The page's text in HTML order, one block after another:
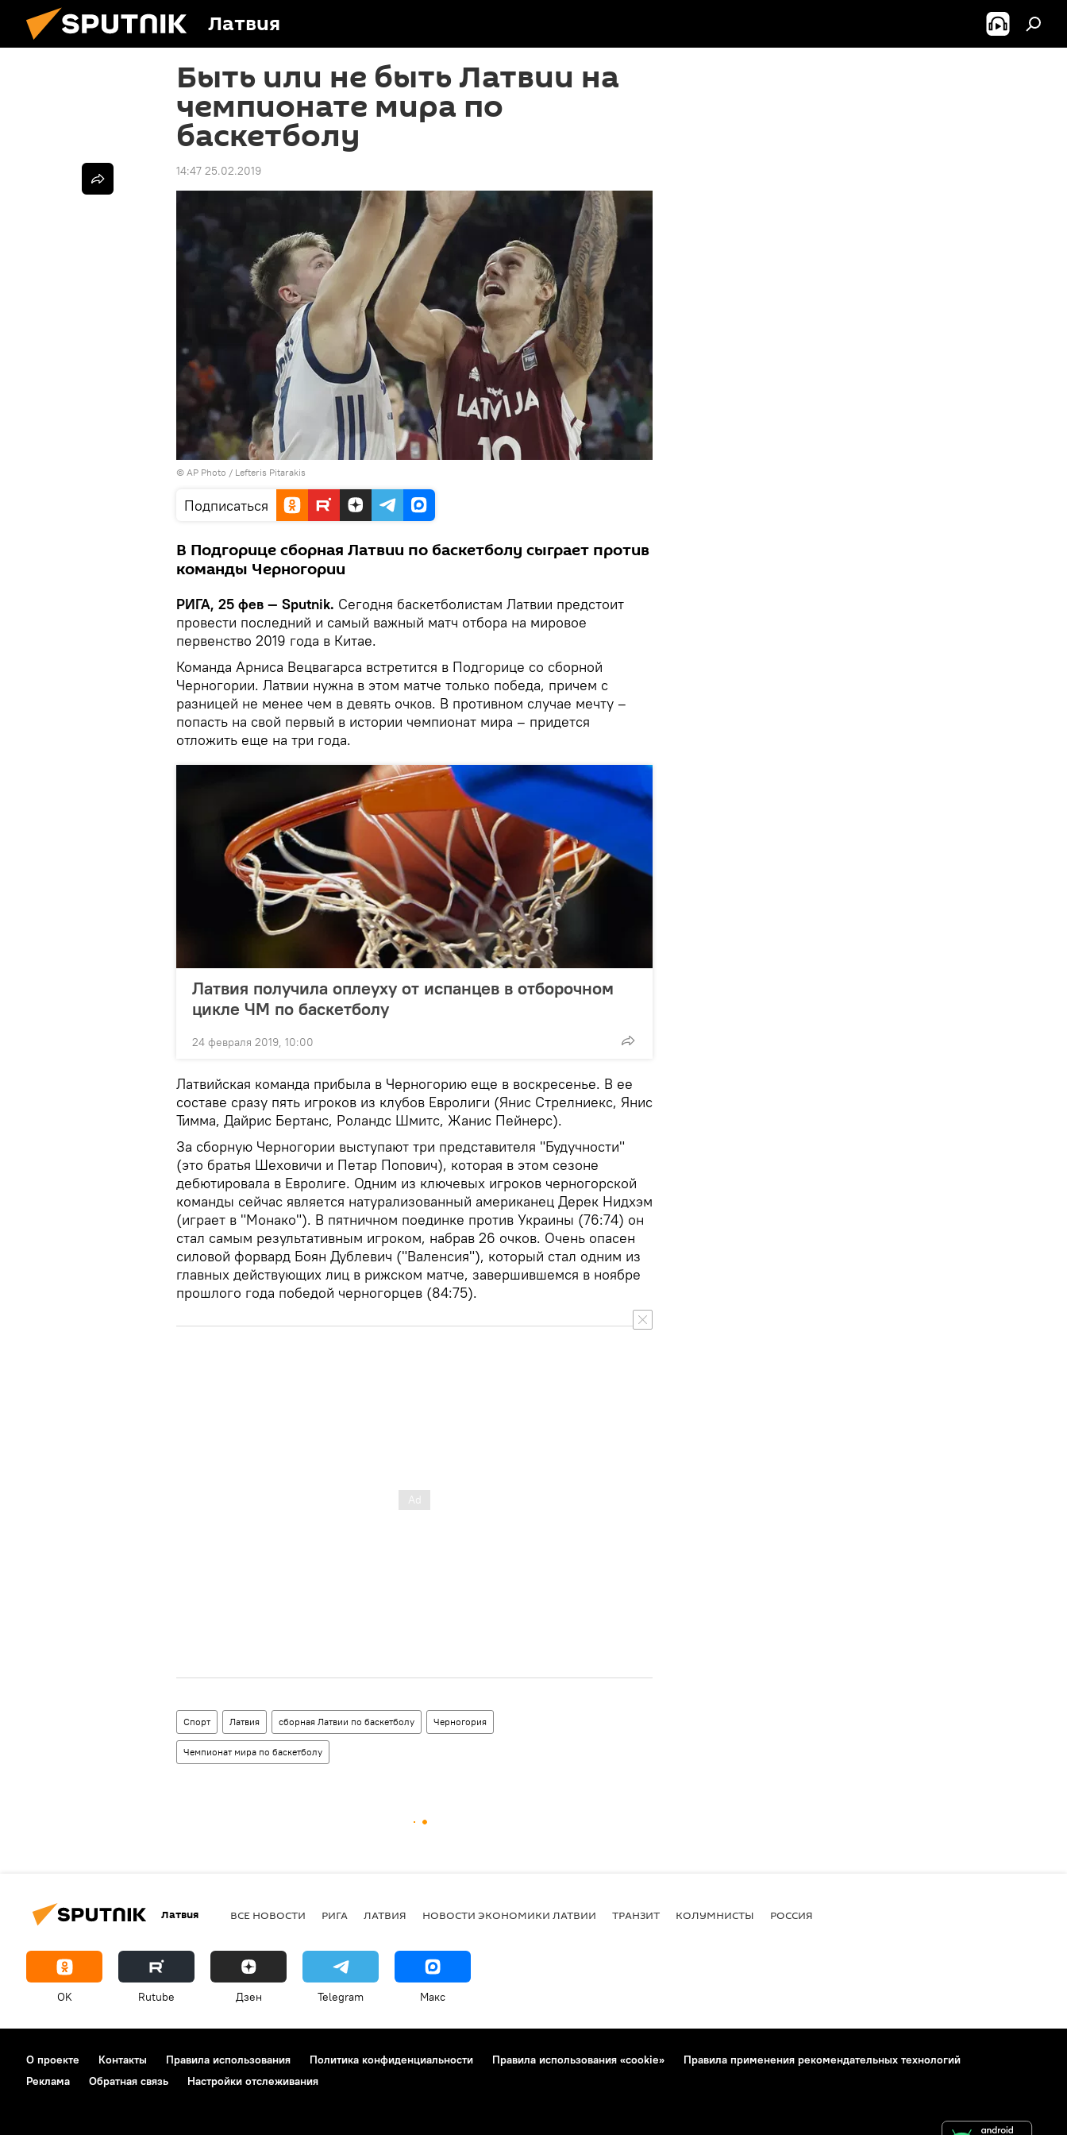
Латвия
Быть или не быть Латвии на
чемпионате мира по
баскетболу
14:47 25.02.2019
© AP Photo / Lefteris Pitarakis
Подписаться
В Подгорице сборная Латвии по баскетболу сыграет против
команды Черногории
РИГА, 25 фев — Sputnik. Сегодня баскетболистам Латвии предстоит
провести последний и самый важный матч отбора на мировое
первенство 2019 года в Китае.
Команда Арниса Вецвагарса встретится в Подгорице со сборной
Черногории. Латвии нужна в этом матче только победа, причем с
разницей не менее чем в девять очков. В противном случае мечту –
попасть на свой первый в истории чемпионат мира – придется
отложить еще на три года.
Латвия получила оплеуху от испанцев в отборочном
цикле ЧМ по баскетболу
24 февраля 2019, 10:00
Латвийская команда прибыла в Черногорию еще в воскресенье. В ее
составе сразу пять игроков из клубов Евролиги (Янис Стрелниекс, Янис
Тимма, Дайрис Бертанс, Роландс Шмитс, Жанис Пейнерс).
За сборную Черногории выступают три представителя "Будучности"
(это братья Шеховичи и Петар Попович), которая в этом сезоне
дебютировала в Евролиге. Одним из ключевых игроков черногорской
команды сейчас является натурализованный американец Дерек Нидхэм
(играет в "Монако"). В пятничном поединке против Украины (76:74) он
стал самым результативным игроком, набрав 26 очков. Очень опасен
силовой форвард Боян Дублевич ("Валенсия"), который стал одним из
главных действующих лиц в рижском матче, завершившемся в ноябре
прошлого года победой черногорцев (84:75).
Спорт Латвия сборная Латвии по баскетболу Черногория
Чемпионат мира по баскетболу
Латвия ВСЕ НОВОСТИ РИГА ЛАТВИЯ НОВОСТИ ЭКОНОМИКИ ЛАТВИИ ТРАНЗИТ КОЛУМНИСТЫ РОССИЯ
OK Rutube Дзен Telegram Макс
О проекте Контакты Правила использования Политика конфиденциальности Правила использования «cookie»
Правила применения рекомендательных технологий
Реклама
Обратная связь Настройки отслеживания